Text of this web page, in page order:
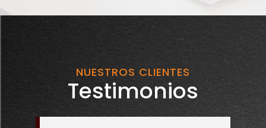
NUESTROS CLIENTES
Testimonios